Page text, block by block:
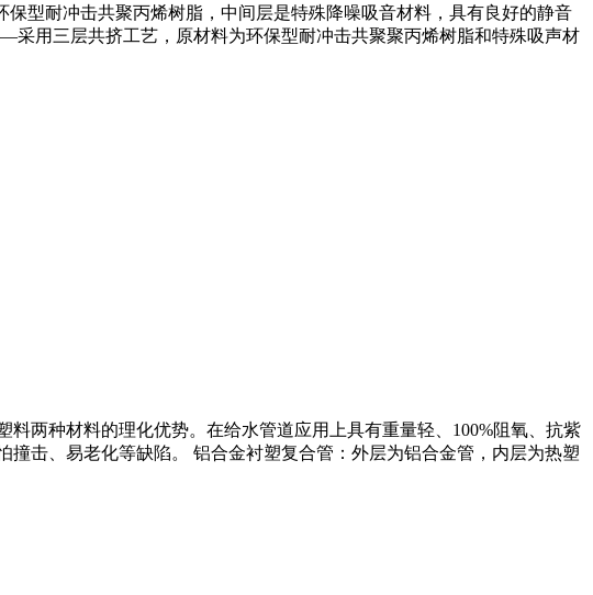
型耐冲击共聚丙烯树脂，中间层是特殊降噪吸音材料，具有良好的静音
用三层共挤工艺，原材料为环保型耐冲击共聚聚丙烯树脂和特殊吸声材
两种材料的理化优势。在给水管道应用上具有重量轻、100%阻氧、抗紫
击、易老化等缺陷。 铝合金衬塑复合管：外层为铝合金管，内层为热塑